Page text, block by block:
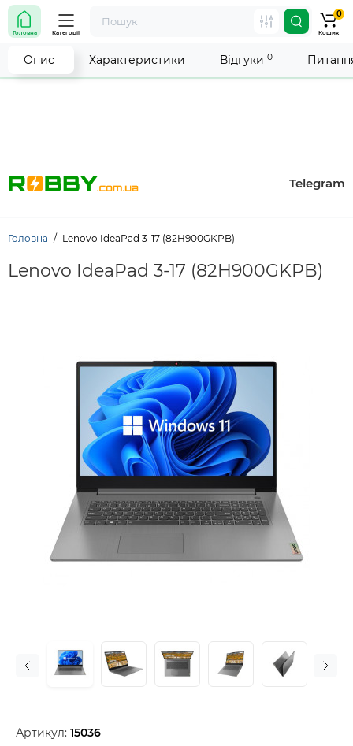
Увага! Роботу магазину тимчасово припинено. Ми
робимо все можливе, щоб відновити прийом
замовлень якнайшвидше.
Telegram
Головна Категорії
0
Кошик
Головна Lenovo IdeaPad 3-17 (82H900GKPB)
Lenovo IdeaPad 3-17 (82H900GKPB)
Артикул: 15036
Опис Характеристики Відгуки 0